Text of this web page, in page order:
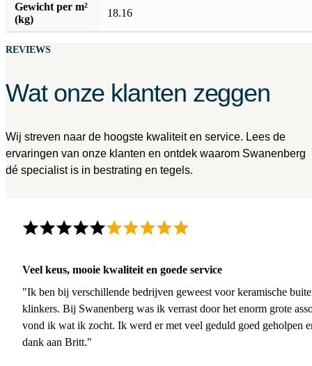
Gewicht per m²
(kg)
18.16
REVIEWS
Wat onze klanten zeggen
Wij streven naar de hoogste kwaliteit en service. Lees de
ervaringen van onze klanten en ontdek waarom Swanenberg
dé specialist is in bestrating en tegels.
Veel keus, mooie kwaliteit en goede service
"Ik ben bij verschillende bedrijven geweest voor keramische
klinkers. Bij Swanenberg was ik verrast door het enorm grote
vond ik wat ik zocht. Ik werd er met veel geduld goed geholpen
dank aan Britt."